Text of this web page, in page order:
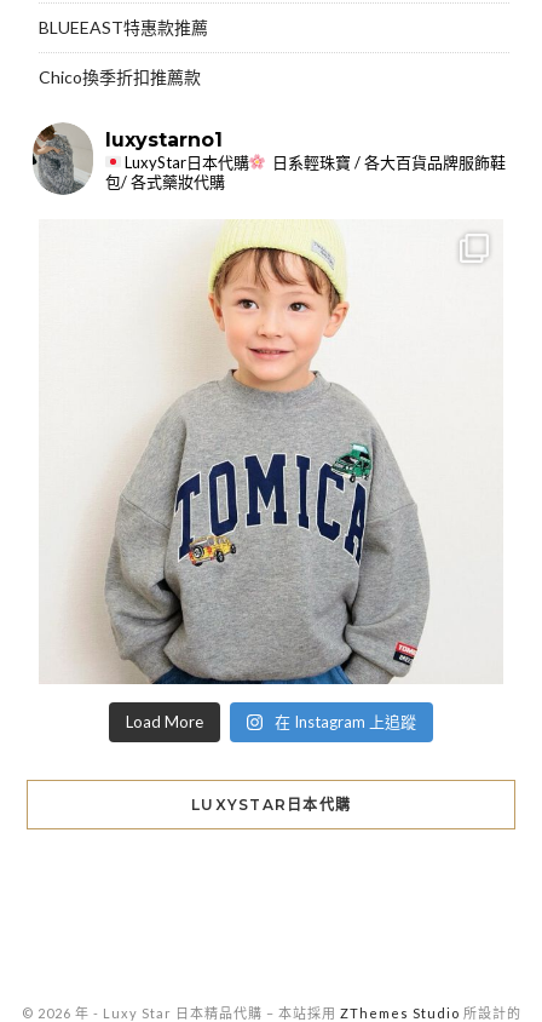
BLUEEAST特惠款推薦
Chico換季折扣推薦款
luxystarno1
LuxyStar日本代購
日系輕珠寶 / 各大百貨品牌服飾鞋
包/ 各式藥妝代購
Load More 在 Instagram 上追蹤
LUXYSTAR日本代購
© 2026 年 - Luxy Star 日本精品代購 – 本站採用 ZThemes Studio 所設計的